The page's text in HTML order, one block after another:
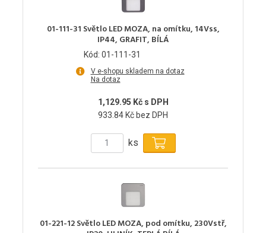
01-111-31 Světlo LED MOZA, na omítku, 14Vss,
IP44, GRAFIT, BÍLÁ
Kód: 01-111-31
V e-shopu skladem na dotaz
Na dotaz
1,129.95 Kč s DPH
933.84 Kč bez DPH
ks
01-221-12 Světlo LED MOZA, pod omítku, 230Vstř,